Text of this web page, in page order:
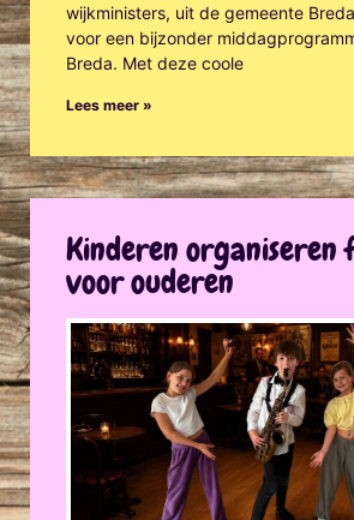
wijkministers, uit de gemeente
voor een bijzonder
Breda. Met deze coole
Lees meer »
Kinderen organiseren
voor ouderen